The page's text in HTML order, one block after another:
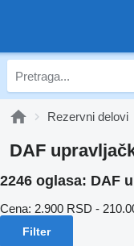
Rezervni delovi
DAF
2246 oglasa: DAF
Cena: 2.900 RSD -
Filter